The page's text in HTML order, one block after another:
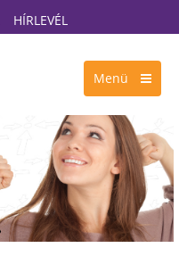
HÍRLEVÉL
Menü